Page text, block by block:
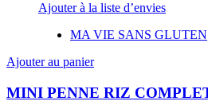
Ajouter à la liste d’envies
MA VIE SANS GLUTEN
Ajouter au panier
MINI PENNE RIZ